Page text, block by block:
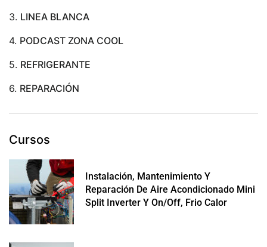
3. LINEA BLANCA
4. PODCAST ZONA COOL
5. REFRIGERANTE
6. REPARACIÓN
Cursos
Instalación, Mantenimiento Y
Reparación De Aire Acondicionado Mini
Split Inverter Y On/off, Frio Calor